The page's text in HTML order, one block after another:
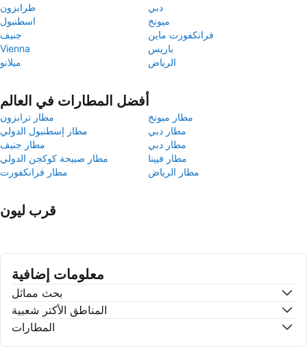
طرابزون
دبي
اسطنبول
ميونخ
جنيف
فرانكفورت ماين
Vienna
باريس
ميلانو
الرياض
أفضل المطارات في العالم
مطار ترابزون
مطار ميونخ
مطار إسطنبول الدولي
مطار دبي
مطار جنيف
مطار دبي
مطار صبيحة كوكجن الدولي
مطار فيينا
مطار فرانكفورت
مطار الرياض
قرب ليون
معلومات إضافية
بحث مماثل
المناطق الأكتر شعبية
المطارات